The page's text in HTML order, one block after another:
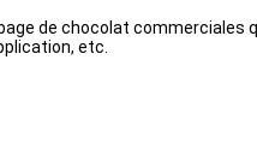
de chocolat commerciales
etc.